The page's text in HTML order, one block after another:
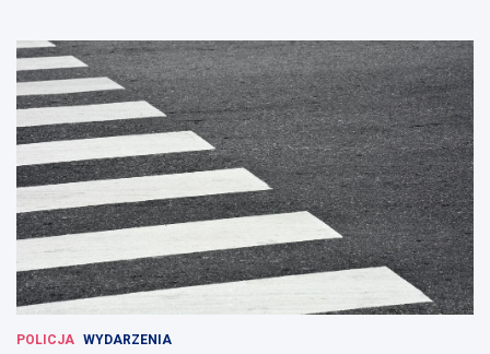
POLICJA WYDARZENIA